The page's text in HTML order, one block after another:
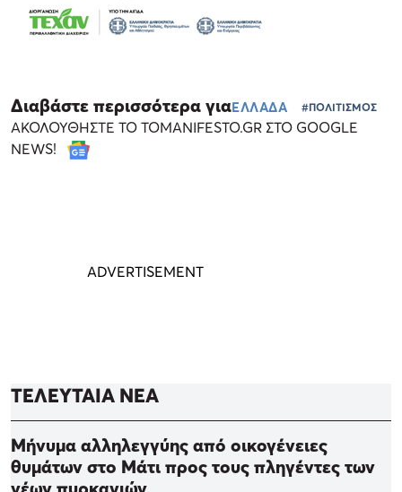
Διαβάστε περισσότερα γιαΕΛΛΑΔΑ #ΠΟΛΙΤΙΣΜΟΣ
ΑΚΟΛΟΥΘΗΣΤΕ ΤΟ TOMANIFESTO.GR ΣΤΟ GOOGLE
NEWS!
ΤΕΛΕΥΤΑΙΑ ΝΕΑ
Μήνυμα αλληλεγγύης από οικογένειες
θυμάτων στο Μάτι προς τους πληγέντες των